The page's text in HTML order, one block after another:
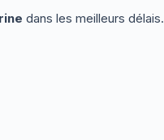
dans les meilleurs délais.